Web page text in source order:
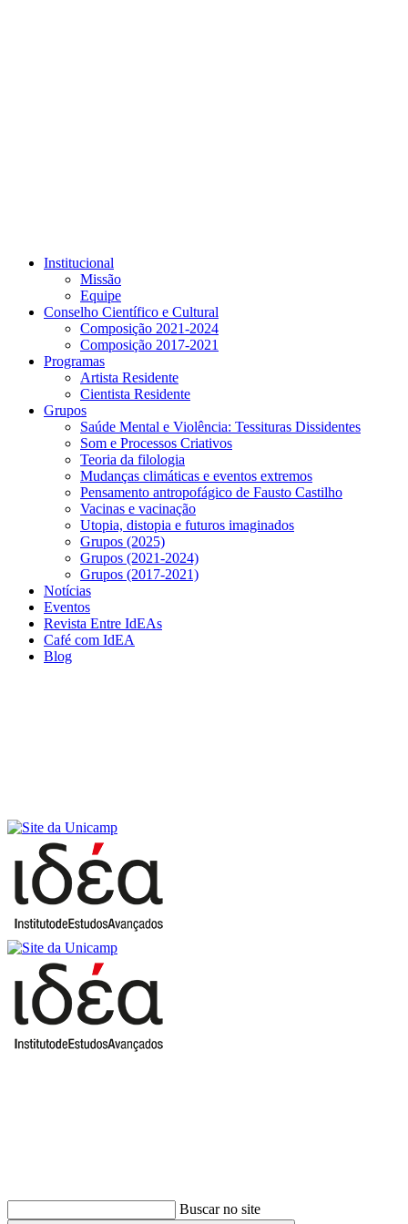
Institucional
Missão
Equipe
Conselho Científico e Cultural
Composição 2021-2024
Composição 2017-2021
Programas
Artista Residente
Cientista Residente
Grupos
Saúde Mental e Violência: Tessituras Dissidentes
Som e Processos Criativos
Teoria da filologia
Mudanças climáticas e eventos extremos
Pensamento antropofágico de Fausto Castilho
Vacinas e vacinação
Utopia, distopia e futuros imaginados
Grupos (2025)
Grupos (2021-2024)
Grupos (2017-2021)
Notícias
Eventos
Revista Entre IdEAs
Café com IdEA
Blog
Buscar no site